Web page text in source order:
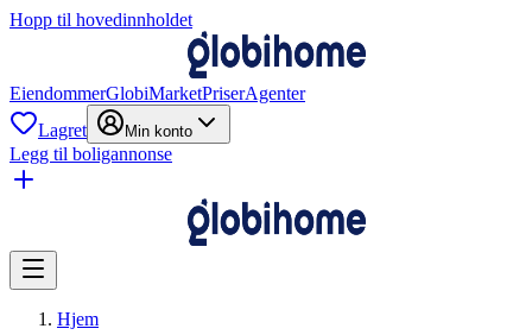
Hopp til hovedinnholdet
EiendommerGlobiMarketPriserAgenter
Lagret
Min konto
Legg til boligannonse
Hjem